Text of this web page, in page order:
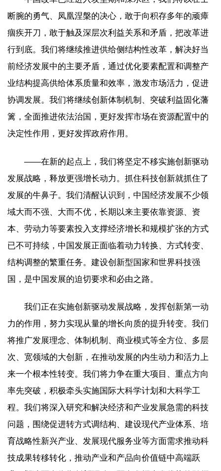
断腕的勇气、凤凰涅槃的决心，敢于向积存多年的顽瘴
痼疾开刀，敢于触及深层次利益关系和矛盾，把改革进
行到底。我们将继续推进供给侧结构性改革，解决好当
前经济发展中的主要矛盾，通过优化要素配置和调整产
业结构提高供给体系质量和效率，激发市场活力，促进
协调发展。我们将继续创新体制机制、突破利益固化藩
篱，全面推进依法治国，更好发挥市场在资源配置中的
决定性作用，更好发挥政府作用。
——在新的起点上，我们将坚定不移实施创新驱动
发展战略，释放更强增长动力。抓住科技创新就抓住了
发展的牛鼻子。我们清醒认识到，中国经济发展不少领
域大而不强、大而不优，长期以来主要依靠资源、资
本、劳动力等要素投入支撑经济增长和规模扩张的方式
已不可持续，中国发展正面临着动力转换、方式转变、
结构调整的繁重任务。建设创新型国家和世界科技强
国，是中国发展的迫切要求和必由之路。
我们正在实施创新驱动发展战略，发挥创新第一动
力的作用，努力实现从量的增长向质的提升转变。我们
将推广发展理念、体制机制、商业模式等全方位、多层
次、宽领域的大创新，在推动发展的内生动力和活力上
来一个根本性转变。我们将力争在重大项目、重点方向
率先突破，积极牵头实施国际大科学计划和大科学工
程。我们将深入研究和解决经济和产业发展急需的科技
问题，围绕促进转方式调结构、建设现代产业体系、培
育战略性新兴产业、发展现代服务业等方面需求推动科
技成果转移转化，推动产业和产品向价值链中高端跃